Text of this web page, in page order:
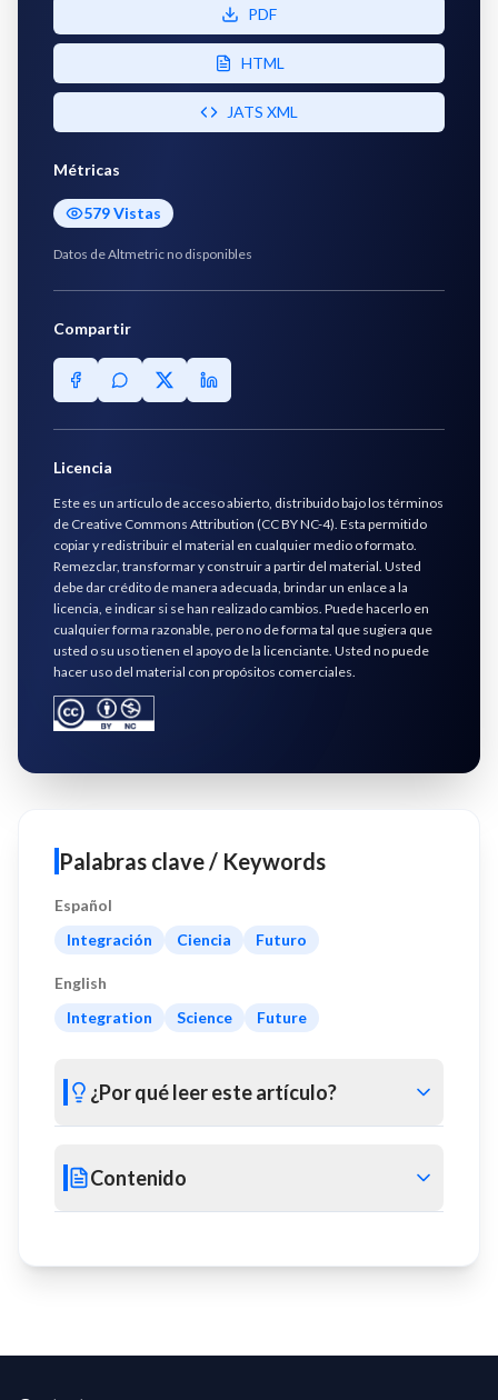
PDF
HTML
JATS XML
Métricas
579Vistas
Datos de Altmetric no disponibles
Compartir
Licencia
Este es un artículo de acceso abierto, distribuido bajo los términos
de Creative Commons Attribution (CC BY NC-4). Esta permitido
copiar y redistribuir el material en cualquier medio o formato.
Remezclar, transformar y construir a partir del material. Usted
debe dar crédito de manera adecuada, brindar un enlace a la
licencia, e indicar si se han realizado cambios. Puede hacerlo en
cualquier forma razonable, pero no de forma tal que sugiera que
usted o su uso tienen el apoyo de la licenciante. Usted no puede
hacer uso del material con propósitos comerciales.
Palabras clave / Keywords
Español
Integración
Ciencia Futuro
English
Integration
Science Future
¿Por qué leer este artículo?
Contenido